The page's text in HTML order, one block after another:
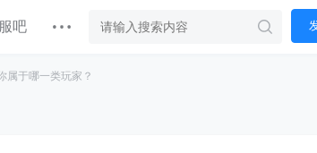
吧
属于哪一类玩家？